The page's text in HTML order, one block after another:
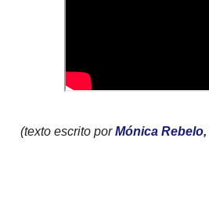
(texto escrito porMónica Rebelo,